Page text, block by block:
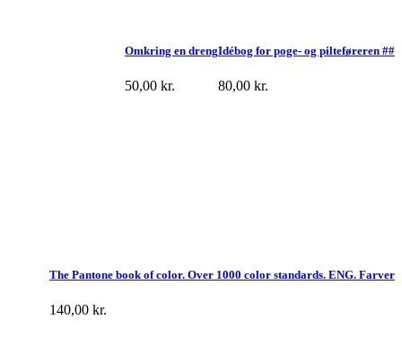
Idébog for poge- og pilteføreren ##
80,00 kr.
Omkring en dreng
50,00 kr.
The Pantone book of color. Over 1000 color standards. ENG. Farver
140,00 kr.